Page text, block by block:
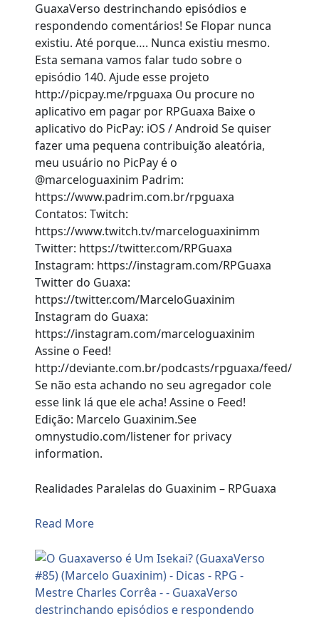
Share
GuaxaVerso destrinchando episódios e
respondendo comentários! Se Flopar nunca
existiu. Até porque…. Nunca existiu mesmo.
Esta semana vamos falar tudo sobre o
episódio 140. Ajude esse projeto
http://picpay.me/rpguaxa Ou procure no
aplicativo em pagar por RPGuaxa Baixe o
aplicativo do PicPay: iOS / Android Se quiser
fazer uma pequena contribuição aleatória,
meu usuário no PicPay é o
@marceloguaxinim Padrim:
https://www.padrim.com.br/rpguaxa
Contatos: Twitch:
https://www.twitch.tv/marceloguaxinimm
Twitter: https://twitter.com/RPGuaxa
Instagram: https://instagram.com/RPGuaxa
Twitter do Guaxa:
https://twitter.com/MarceloGuaxinim
Instagram do Guaxa:
https://instagram.com/marceloguaxinim
Assine o Feed!
http://deviante.com.br/podcasts/rpguaxa/feed/
Se não esta achando no seu agregador cole
esse link lá que ele acha! Assine o Feed!
Edição: Marcelo Guaxinim.See
omnystudio.com/listener for privacy
information.
Realidades Paralelas do Guaxinim – RPGuaxa
Read More